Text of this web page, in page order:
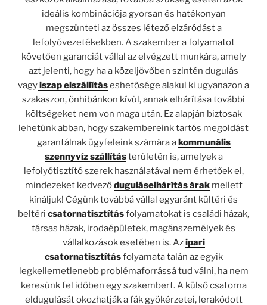
ideális kombinációja gyorsan és hatékonyan
megszünteti az összes létező elzáródást a
lefolyóvezetékekben. A szakember a folyamatot
követően garanciát vállal az elvégzett munkára, amely
azt jelenti, hogy ha a közeljövőben szintén dugulás
vagyiszap elszállításeshetősége alakul ki ugyanazon a
szakaszon, önhibánkon kívül, annak elhárítása további
költségeket nem von maga után. Ez alapján biztosak
lehetünk abban, hogy szakembereink tartós megoldást
garantálnak ügyfeleink számára akommunális
szennyvíz szállításterületén is, amelyek a
lefolyótisztító szerek használatával nem érhetőek el,
mindezeket kedveződuguláselhárítás árakmellett
kínáljuk! Cégünk továbbá vállal egyaránt kültéri és
beltéri csatornatisztításfolyamatokat is családi házak,
társas házak, irodaépületek, magánszemélyek és
vállalkozások esetében is. Azipari
csatornatisztításfolyamata talán az egyik
legkellemetlenebb problémaforrássá tud válni, ha nem
keresünk fel időben egy szakembert. A külső csatorna
eldugulását okozhatják a fák gyökérzetei, lerakódott